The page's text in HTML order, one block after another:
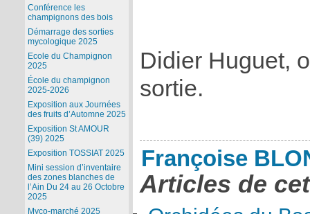
Didier Huguet,
sortie.
Françoise
Articles de
Conférence les
champignons des bois
Démarrage des sorties
mycologique 2025
Ecole du Champignon
2025
École du champignon
2025-2026
Exposition aux Journées
des fruits d’Automne 2025
Exposition St AMOUR
(39) 2025
Exposition TOSSIAT 2025
Mini session d’inventaire
des zones blanches de
l’Ain Du 24 au 26 Octobre
2025
Myco-marché 2025